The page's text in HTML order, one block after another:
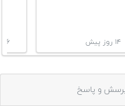
۱۴ روز پیش ۱۶ روز پیش
و پاسخ